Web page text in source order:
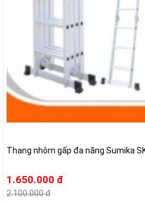
Thang nhôm gấp đa năng Sumika
1.650.000 đ
2.100.000 đ